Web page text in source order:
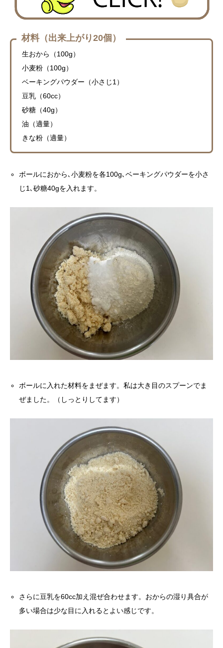
材料（出来上がり20個）
生おから（100g）
小麦粉（100g）
ベーキングパウダー（小さじ1）
豆乳（60cc）
砂糖（40g）
油（適量）
きな粉（適量）
ボールにおから､小麦粉を各100g､ベーキングパウダーを小さ
じ1､砂糖40gを入れます。
ボールに入れた材料をまぜます。私は大き目のスプーンでま
ぜました。（しっとりしてます）
さらに豆乳を60cc加え混ぜ合わせます。おからの湿り具合が
多い場合は少な目に入れるとよい感じです。